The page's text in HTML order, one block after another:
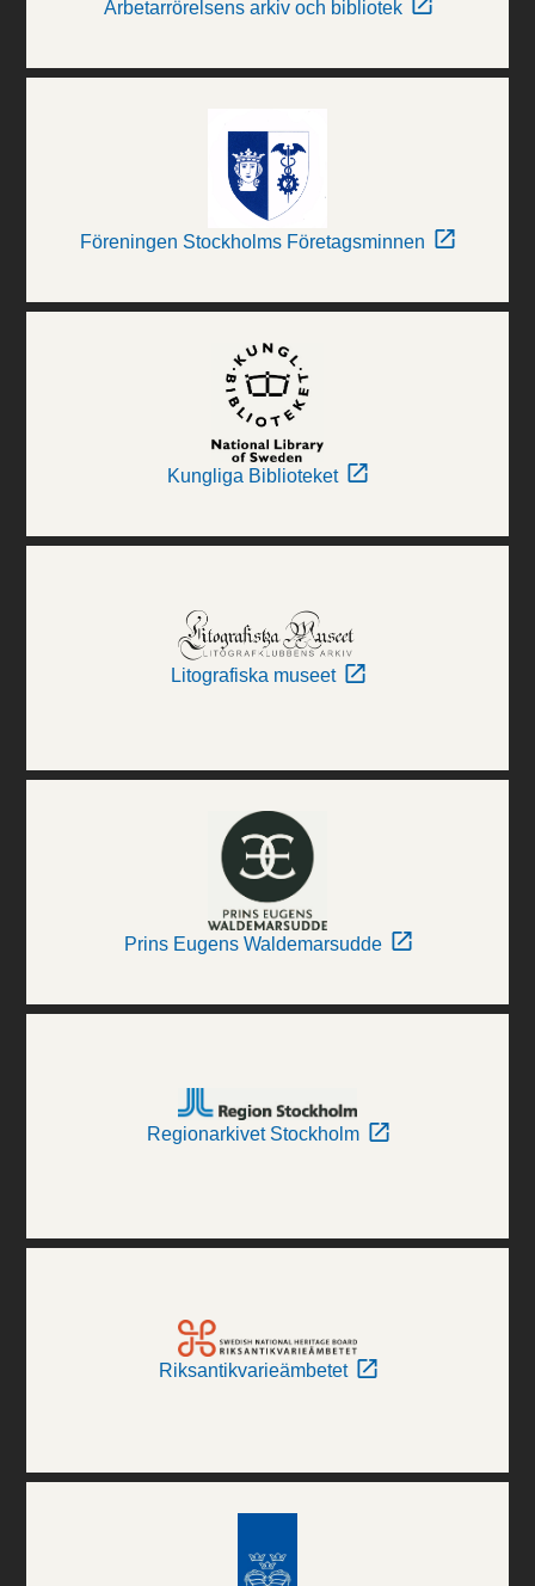
Arbetarrörelsens arkiv och bibliotek
Föreningen Stockholms Företagsminnen
Kungliga Biblioteket
Litografiska museet
Prins Eugens Waldemarsudde
Regionarkivet Stockholm
Riksantikvarieämbetet